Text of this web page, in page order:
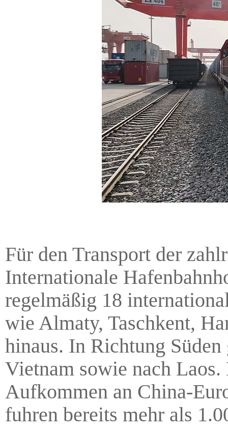
Für den Transport der
Internationale
regelmäßig 18
wie Almaty, Taschkent,
hinaus. In Richtung
Vietnam sowie nach
Aufkommen an China-
fuhren bereits mehr als